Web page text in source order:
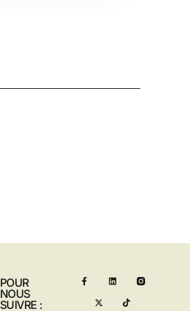
POUR
NOUS
SUIVRE :